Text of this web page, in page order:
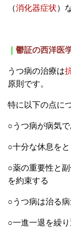
（消化器症状）
鬱証の西洋医
うつ病の治療は
原則です。
特に以下の点に
○ うつ病が病気
○十分な休息をと
○薬の重要性と
を約束する
○うつ病は治る
○一進一退を繰